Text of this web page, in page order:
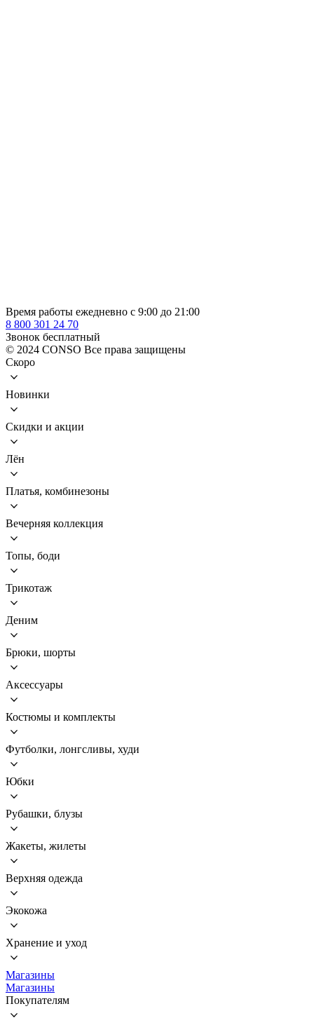
Время работы ежедневно с 9:00 до 21:00
8 800 301 24 70
Звонок бесплатный
© 2024 CONSO Все права защищены
Скоро
Новинки
Скидки и акции
Лён
Платья, комбинезоны
Вечерняя коллекция
Топы, боди
Трикотаж
Деним
Брюки, шорты
Аксессуары
Костюмы и комплекты
Футболки, лонгсливы, худи
Юбки
Рубашки, блузы
Жакеты, жилеты
Верхняя одежда
Экокожа
Хранение и уход
Магазины
Магазины
Покупателям